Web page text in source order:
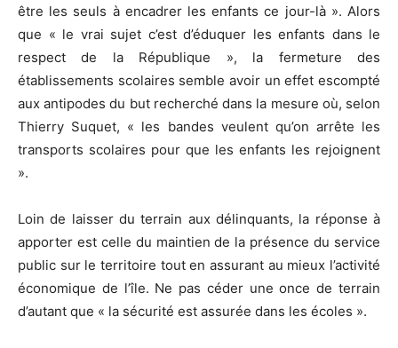
être les seuls à encadrer les enfants ce jour-là ». Alors
que « le vrai sujet c’est d’éduquer les enfants dans le
respect de la République », la fermeture des
établissements scolaires semble avoir un effet escompté
aux antipodes du but recherché dans la mesure où, selon
Thierry Suquet, « les bandes veulent qu’on arrête les
transports scolaires pour que les enfants les rejoignent
».
Loin de laisser du terrain aux délinquants, la réponse à
apporter est celle du maintien de la présence du service
public sur le territoire tout en assurant au mieux l’activité
économique de l’île. Ne pas céder une once de terrain
d’autant que « la sécurité est assurée dans les écoles ».